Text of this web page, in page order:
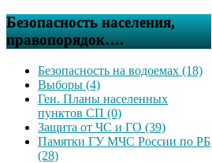
Безопасность населения,
правопорядок….
Безопасность на водоемах (18)
Выборы (4)
Ген. Планы населенных
пунктов СП (0)
Защита от ЧС и ГО (39)
Памятки ГУ МЧС России по РБ
(28)